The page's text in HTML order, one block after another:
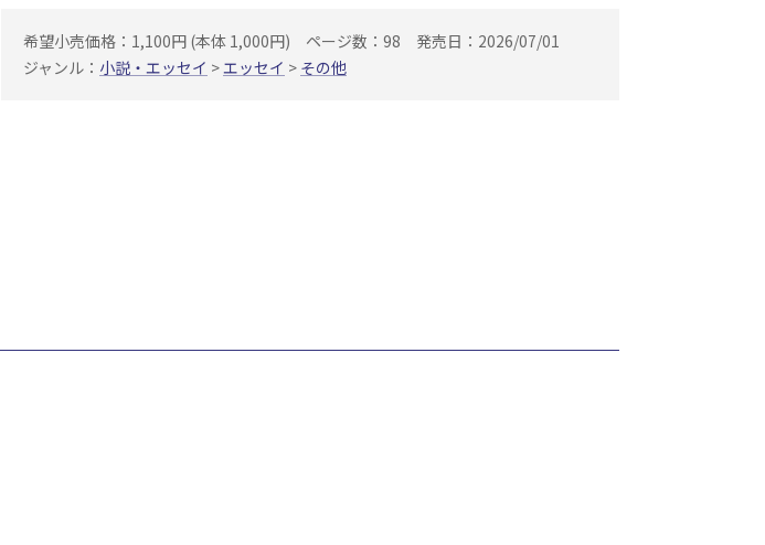
希望小売価格：1,100円 (本体 1,000円) ページ数：98
発売日：2026/07/01
ジャンル： 小説・エッセイ >エッセイ > その他